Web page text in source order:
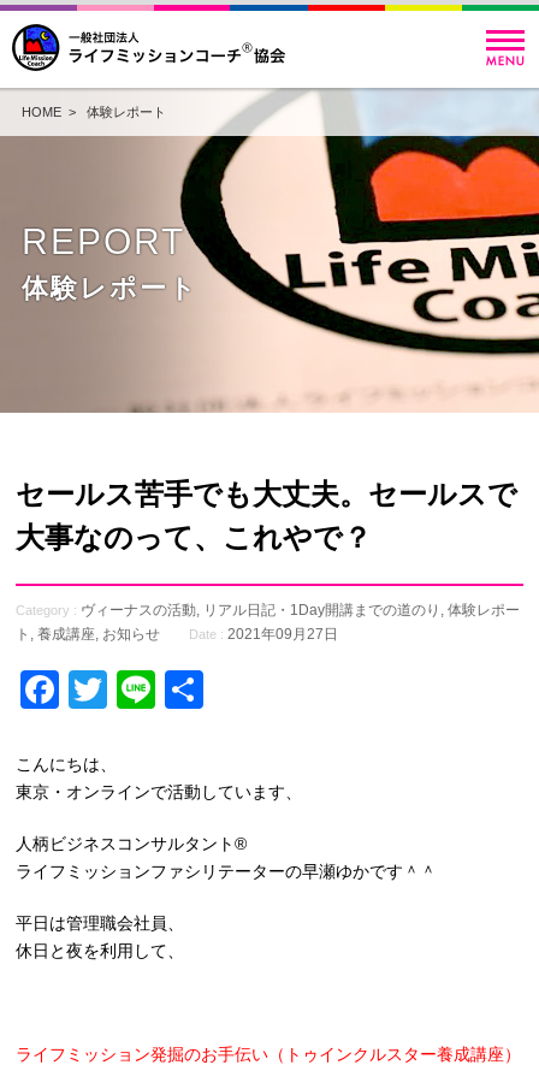
HOME> 体験レポート
REPORT
体験レポート
セールス苦手でも大丈夫。セールスで
大事なのって、これやで？
Category : ヴィーナスの活動, リアル日記・1Day開講までの道のり ,体験レポー
ト ,養成講座, お知らせ Date : 2021年09月27日
Facebook
Twitter
Line
こんにちは、
東京・オンラインで活動しています、
人柄ビジネスコンサルタント®️
ライフミッションファシリテーターの早瀬ゆかです＾＾
平日は管理職会社員、
休日と夜を利用して、
ライフミッション発掘のお手伝い（トゥインクルスター養成講座）